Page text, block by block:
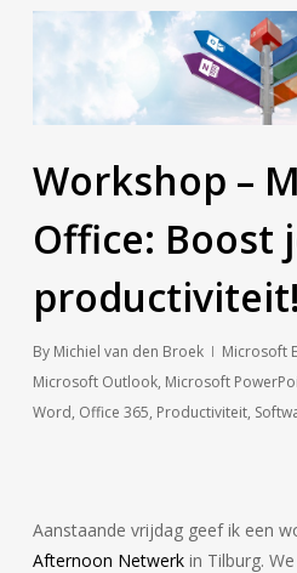
Workshop –
Office: Boost
productiviteit!
By Michiel van den Broek Microsoft
Microsoft Outlook, Microsoft
Word, Office 365, Productiviteit,
Aanstaande vrijdag geef ik een
Afternoon Netwerk in Tilburg.